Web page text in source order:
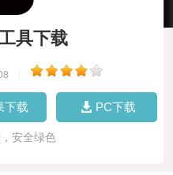
具下载
下载 PC下载
安全绿色